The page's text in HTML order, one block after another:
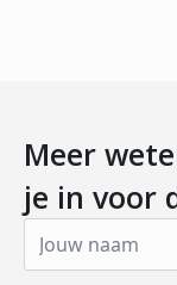
Meer
je in voor